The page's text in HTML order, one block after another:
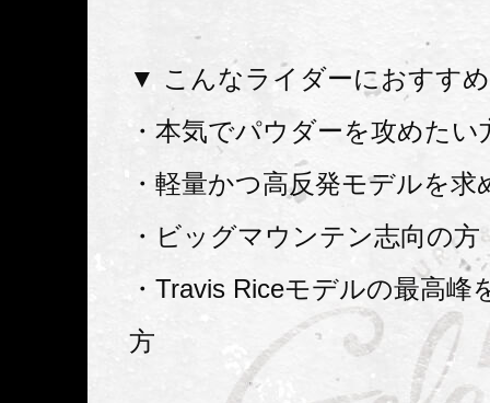
▼ こんなライダーにおすすめ
・本気でパウダーを攻めたい
・軽量かつ高反発モデルを求
・ビッグマウンテン志向の方
・Travis Riceモデルの最高峰
方